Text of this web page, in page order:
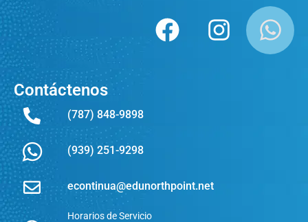
Contáctenos
(787) 848-9898
(939) 251-9298
econtinua@edunorthpoint.net
Horarios de Servicio